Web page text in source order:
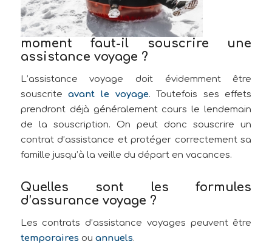
moment faut-il souscrire une
assistance voyage ?
L’assistance voyage doit évidemment être
souscriteavant le voyage. Toutefois ses effets
prendront déjà généralement cours le lendemain
de la souscription. On peut donc souscrire un
contrat d’assistance et protéger correctement sa
famille jusqu’à la veille du départ en vacances.
Quelles sont les formules
d’assurance voyage ?
Les contrats d’assistance voyages peuvent être
temporairesou annuels.